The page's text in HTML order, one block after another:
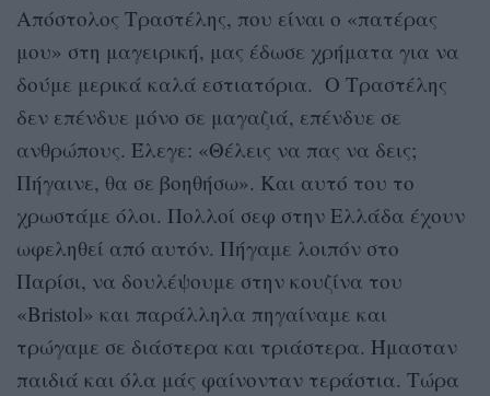
Απόστολος Τραστέλης, που είναι ο «πατέρας
μου» στη μαγειρική, μας έδωσε χρήματα για να
δούμε μερικά καλά εστιατόρια. Ο Τραστέλης
δεν επένδυε μόνο σε μαγαζιά, επένδυε σε
ανθρώπους. Έλεγε: «Θέλεις να πας να δεις;
Πήγαινε, θα σε βοηθήσω». Και αυτό του το
χρωστάμε όλοι. Πολλοί σεφ στην Ελλάδα έχουν
ωφεληθεί από αυτόν. Πήγαμε λοιπόν στο
Παρίσι, να δουλέψουμε στην κουζίνα του
«Bristol» και παράλληλα πηγαίναμε και
τρώγαμε σε διάστερα και τριάστερα. Ήμασταν
παιδιά και όλα μάς φαίνονταν τεράστια. Τώρα